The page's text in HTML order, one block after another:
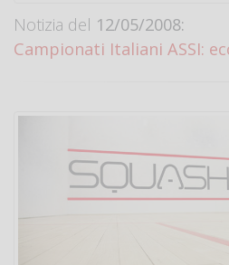
Notizia del 12/05/2008:
Campionati Italiani ASSI: